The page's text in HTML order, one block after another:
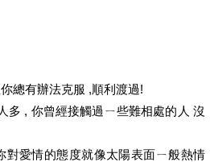
總有辦法克服 ,順利渡過!
, 你曾經接觸過ㄧ些難相處的人 沒
愛情的態度就像太陽表面ㄧ般熱情